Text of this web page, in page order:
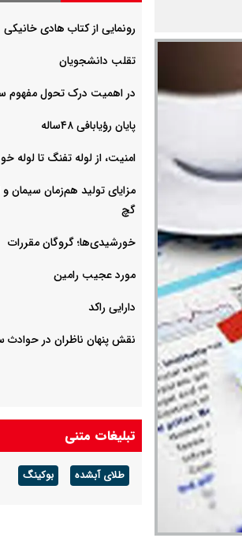
رونمایی از کتاب هادی خانیکی
‌تقلب دانشجویان
در اهمیت درک تحول مفهوم
پایان رؤیابافی ۴۸ساله
امنیت، از لوله تفنگ تا ‌لوله
مزایای تولید هم‌زمان سیمان
گچ
خورشیدی‌ها؛ گروگان مقررات
مورد عجیب رامین
دارایی راکد
نقش پنهان ناظران در حوادث
تبلیغات متنی
طلای آبشده بوکینگ